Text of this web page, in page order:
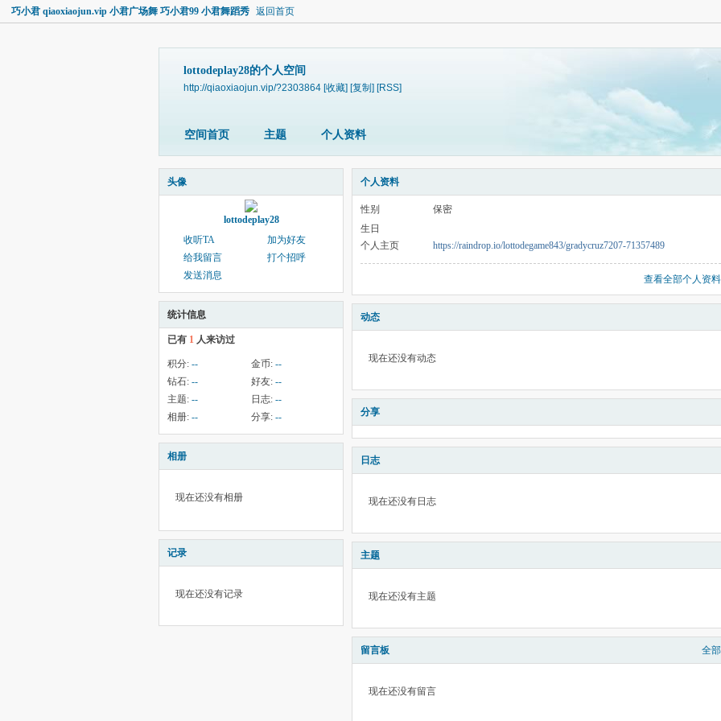
巧小君 qiaoxiaojun.vip 小君广场舞 巧小君99 小君舞蹈秀 返回首页
lottodeplay28的个人空间
http://qiaoxiaojun.vip/?2303864 [收藏] [复制] [RSS]
空间首页 主题 个人资料
头像
lottodeplay28
收听TA
加为好友
给我留言
打个招呼
发送消息
统计信息
已有 1 人来访过
积分: -- 金币: --
钻石: -- 好友: --
主题: -- 日志: --
相册: -- 分享: --
相册
现在还没有相册
记录
现在还没有记录
个人资料
性别
保密
生日
个人主页
https://raindrop.io/lottodegame843/gradycruz7207-71357489
查看全部个人资料
动态
现在还没有动态
分享
日志
现在还没有日志
主题
现在还没有主题
留言板 全部
现在还没有留言